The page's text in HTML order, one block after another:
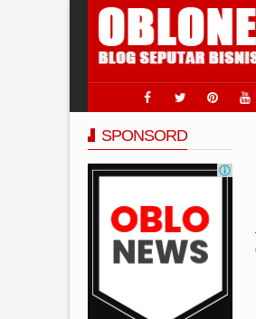
Jasa Sumur Bor?
SPONSORD